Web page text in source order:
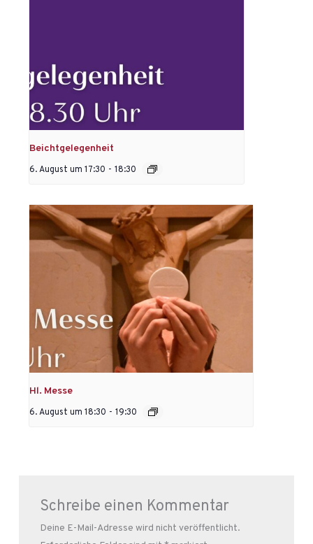
Beichtgelegenheit
6. August um 17:30 - 18:30
Hl. Messe
6. August um 18:30 - 19:30
Schreibe einen Kommentar
Deine E-Mail-Adresse wird nicht veröffentlicht.